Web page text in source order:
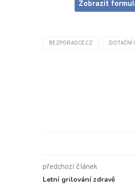
Zobrazit
BEZPORADCE.CZ DOTAČNÍ
předchozí článek
Letní grilování zdravě